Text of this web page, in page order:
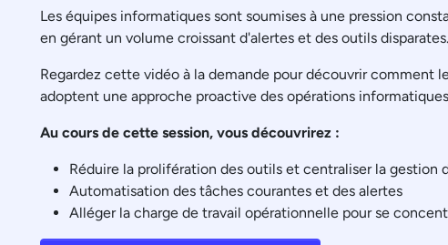
Les équipes informatiques sont soumises à une pression
en gérant un volume croissant d'alertes et des outils disparates.
Regardez cette vidéo à la demande pour découvrir comment
adoptent une approche proactive des opérations
Au cours de cette session, vous découvrirez :
Réduire la prolifération des outils et centraliser la gestion
Automatisation des tâches courantes et des alertes
Alléger la charge de travail opérationnelle pour se